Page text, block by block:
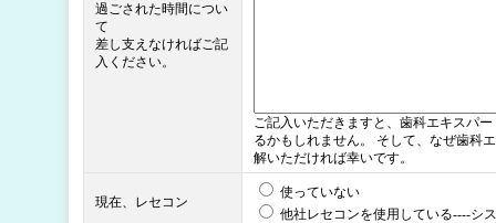
過ごされた時間につい
て
差し支えなければご記
入ください。
ご記入いただきますと、歯科エキスパ
るかもしれません。 そして、なぜ歯科
解いただければ幸いです。
現在、レセコン
使っていない
他社レセコンを使用している----シ